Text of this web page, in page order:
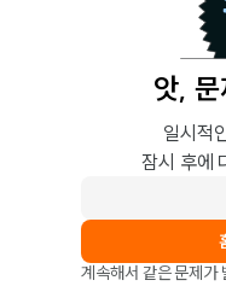
앗,
일시적
잠시 후에
계속해서 같은 문제가